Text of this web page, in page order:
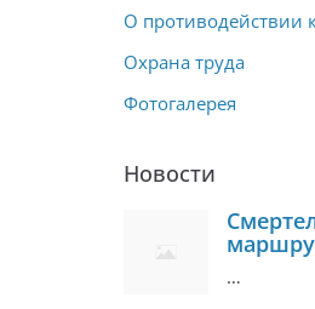
О противодействии
Охрана труда
Фотогалерея
Новости
…